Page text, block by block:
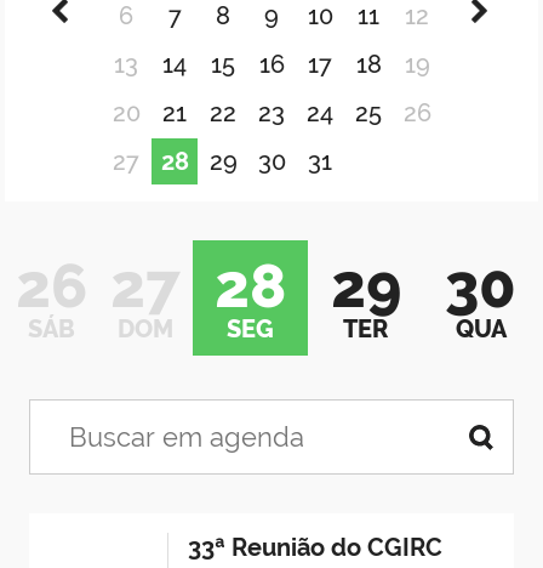
6
7 8 9 10 11
12
13
14 15 16 17 18
19
20
21 22 23 24 25
26
27
28 29 30 31
26
SÁB
27
DOM
28
SEG
29
TER
30
QUA
33ª Reunião do CGIRC